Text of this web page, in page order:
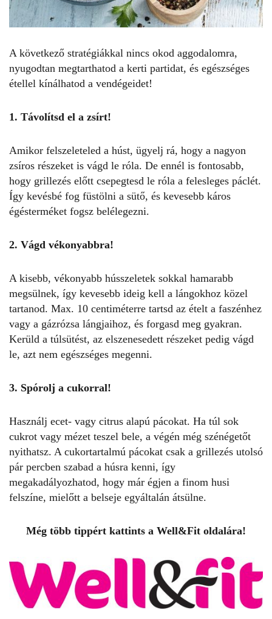
A következő stratégiákkal nincs okod aggodalomra,
nyugodtan megtarthatod a kerti partidat, és egészséges
étellel kínálhatod a vendégeidet!
1. Távolítsd el a zsírt!
Amikor felszeleteled a húst, ügyelj rá, hogy a nagyon
zsíros részeket is vágd le róla. De ennél is fontosabb,
hogy grillezés előtt csepegtesd le róla a felesleges páclét.
Így kevésbé fog füstölni a sütő, és kevesebb káros
égésterméket fogsz belélegezni.
2. Vágd vékonyabbra!
A kisebb, vékonyabb hússzeletek sokkal hamarabb
megsülnek, így kevesebb ideig kell a lángokhoz közel
tartanod. Max. 10 centiméterre tartsd az ételt a faszénhez
vagy a gázrózsa lángjaihoz, és forgasd meg gyakran.
Kerüld a túlsütést, az elszenesedett részeket pedig vágd
le, azt nem egészséges megenni.
3. Spórolj a cukorral!
Használj ecet- vagy citrus alapú pácokat. Ha túl sok
cukrot vagy mézet teszel bele, a végén még szénégetőt
nyithatsz. A cukortartalmú pácokat csak a grillezés utolsó
pár percben szabad a húsra kenni, így
megakadályozhatod, hogy már égjen a finom husi
felszíne, mielőtt a belseje egyáltalán átsülne.
Még több tippért kattints a Well&Fit oldalára!